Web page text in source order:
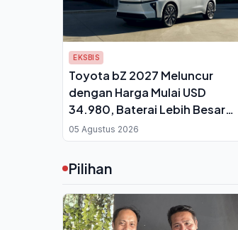
EKSBIS
Toyota bZ 2027 Meluncur
dengan Harga Mulai USD
34.980, Baterai Lebih Besar
dan Port NACS Bawa
Jangkauan 314 Mil
05 Agustus 2026
Pilihan